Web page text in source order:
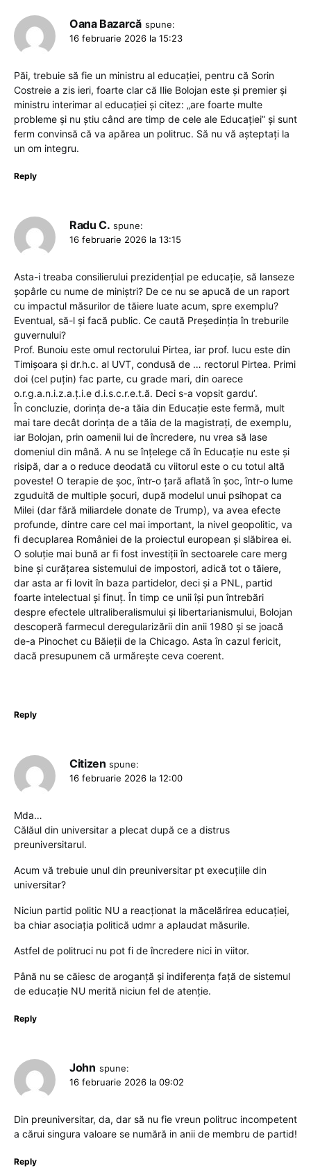
Oana Bazarcă spune:
16 februarie 2026 la 15:23
Păi, trebuie să fie un ministru al educației, pentru că Sorin
Costreie a zis ieri, foarte clar că Ilie Bolojan este și premier și
ministru interimar al educației și citez: „are foarte multe
probleme și nu știu când are timp de cele ale Educației” și sunt
ferm convinsă că va apărea un politruc. Să nu vă așteptați la
un om integru.
Reply
Radu C. spune:
16 februarie 2026 la 13:15
Asta-i treaba consilierului prezidențial pe educație, să lanseze
șopârle cu nume de miniștri? De ce nu se apucă de un raport
cu impactul măsurilor de tăiere luate acum, spre exemplu?
Eventual, să-l și facă public. Ce caută Președinția în treburile
guvernului?
Prof. Bunoiu este omul rectorului Pirtea, iar prof. Iucu este din
Timișoara și dr.h.c. al UVT, condusă de … rectorul Pirtea. Primi
doi (cel puțin) fac parte, cu grade mari, din oarece
o.r.g.a.n.i.z.a.ț.i.e d.i.s.c.r.e.t.ă. Deci s-a vopsit gardu’.
În concluzie, dorința de-a tăia din Educație este fermă, mult
mai tare decât dorința de a tăia de la magistrați, de exemplu,
iar Bolojan, prin oamenii lui de încredere, nu vrea să lase
domeniul din mână. A nu se înțelege că în Educație nu este și
risipă, dar a o reduce deodată cu viitorul este o cu totul altă
poveste! O terapie de șoc, într-o țară aflată în șoc, într-o lume
zguduită de multiple șocuri, după modelul unui psihopat ca
Milei (dar fără miliardele donate de Trump), va avea efecte
profunde, dintre care cel mai important, la nivel geopolitic, va
fi decuplarea României de la proiectul european și slăbirea ei.
O soluție mai bună ar fi fost investiții în sectoarele care merg
bine și curățarea sistemului de impostori, adică tot o tăiere,
dar asta ar fi lovit în baza partidelor, deci și a PNL, partid
foarte intelectual și finuț. În timp ce unii își pun întrebări
despre efectele ultraliberalismului și libertarianismului, Bolojan
descoperă farmecul deregularizării din anii 1980 și se joacă
de-a Pinochet cu Băieții de la Chicago. Asta în cazul fericit,
dacă presupunem că urmărește ceva coerent.
Reply
Citizen spune:
16 februarie 2026 la 12:00
Mda…
Călăul din universitar a plecat după ce a distrus
preuniversitarul.
Acum vă trebuie unul din preuniversitar pt execuțiile din
universitar?
Niciun partid politic NU a reacționat la măcelărirea educației,
ba chiar asociația politică udmr a aplaudat măsurile.
Astfel de politruci nu pot fi de încredere nici in viitor.
Până nu se căiesc de aroganță și indiferența față de sistemul
de educație NU merită niciun fel de atenție.
Reply
John spune:
16 februarie 2026 la 09:02
Din preuniversitar, da, dar să nu fie vreun politruc incompetent
a cărui singura valoare se numără in anii de membru de partid!
Reply